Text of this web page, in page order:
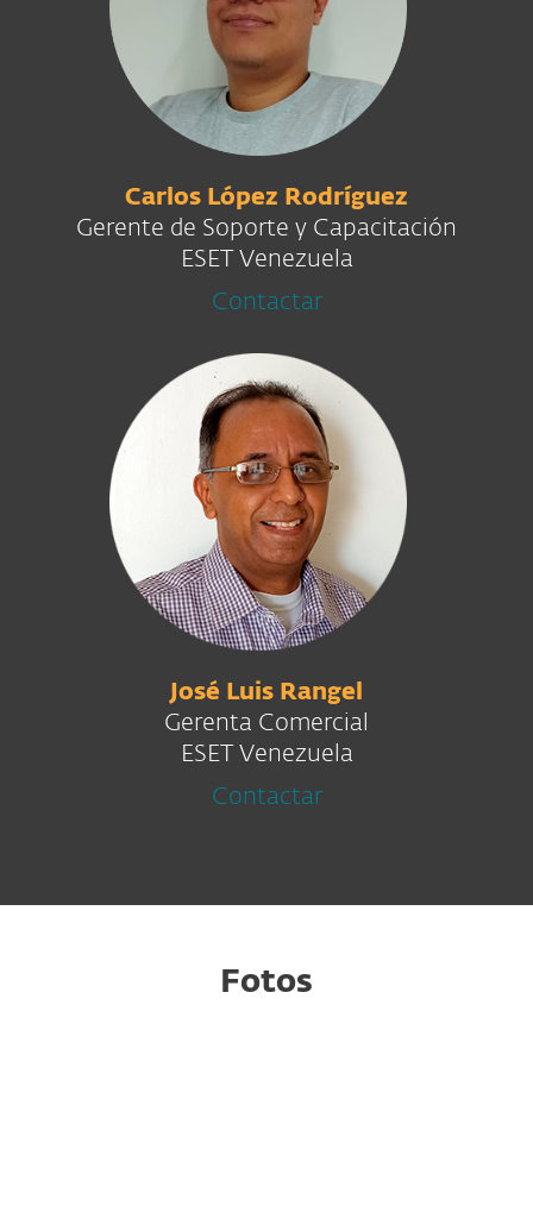
Carlos López Rodríguez
Gerente de Soporte y Capacitación
ESET Venezuela
Contactar
José Luis Rangel
Gerenta Comercial
ESET Venezuela
Contactar
Fotos